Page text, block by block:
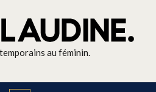
au féminin.